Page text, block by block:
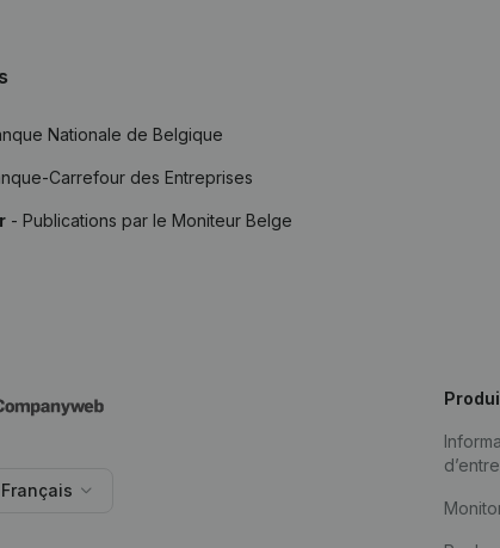
Nationale de Belgique
Carrefour des Entreprises
- Publications par le Moniteur Belge
Français